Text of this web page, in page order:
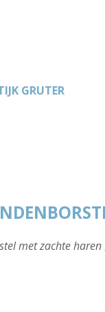
GRUTER
met zachte haren